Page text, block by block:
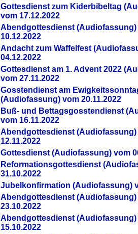
Gottesdienst zum Kiderbibeltag
vom 17.12.2022
Abendgottesdienst (Audiofassung)
10.12.2022
Andacht zum Waffelfest
04.12.2022
Gottesdienst am 1. Advent 2022
vom 27.11.2022
Gosstendienst am
(Audiofassung) vom 20.11.2022
Buß- und Bettagsgosstendienst
vom 16.11.2022
Abendgottesdienst (Audiofassung)
12.11.2022
Gottesdienst (Audiofassung) vom
Reformationsgottesdienst
31.10.2022
Jubelkonfirmation (Audiofassung)
Abendgottesdienst (Audiofassung)
23.10.2022
Abendgottesdienst (Audiofassung)
15.10.2022